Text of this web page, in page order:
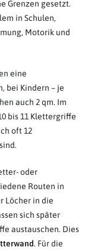
Grenzen gesetzt.
in Schulen,
Motorik und
eine
bei Kindern – je
auch 2 qm. Im
bis 11 Klettergriffe
oft 12
oder
Routen in
Löcher in die
sich später
austauschen. Dies
. Für die